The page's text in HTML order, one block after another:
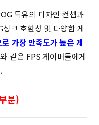
특유의 디자인 컨셉과
크 호환성 및 다양한 게
가장 만족도가 높은 제
같은 FPS 게이머들에게
분)